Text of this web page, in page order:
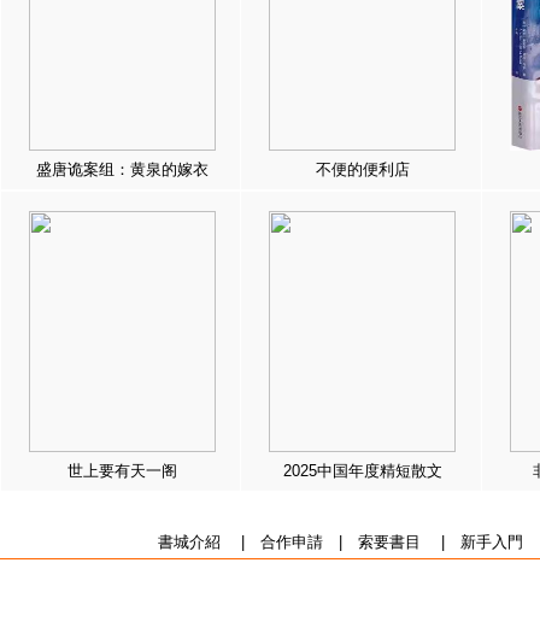
盛唐诡案组：黄泉的嫁衣 不便的便利店
世上要有天一阁 2025中国年度精短散文
書城介紹 合作申請| 索要書目 新手入門